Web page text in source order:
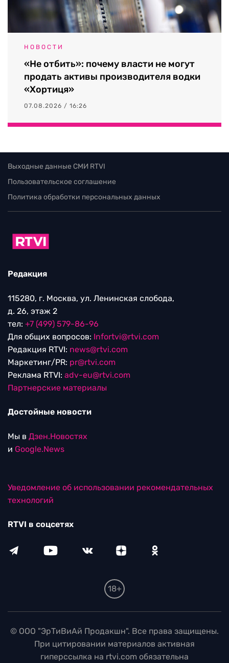
НОВОСТИ
«Не отбить»: почему власти не могут
продать активы производителя водки
«Хортиця»
07.08.2026 / 16:26
Выходные данные СМИ RTVI
Пользовательское соглашение
Политика обработки персональных данных
Редакция
115280, г. Москва, ул. Ленинская слобода,
д. 26, этаж 2
тел: +7 (499) 579-86-96
Для общих вопросов: Infortvi@rtvi.com
Редакция RTVI: news@rtvi.com
Маркетинг/PR: pr@rtvi.com
Реклама RTVI: adv-eu@rtvi.com
Партнерские материалы
Достойные новости
Мы в Дзен.Новостях
и Google.News
Уведомление об использовании рекомендательных
технологий
RTVI в соцсетях
18+
© ООО "ЭрТиВиАй Продакшн". Все права защищены.
При цитировании материалов активная
гиперссылка на rtvi.com обязательна